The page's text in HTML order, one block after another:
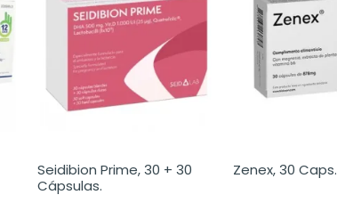
Seidibion Prime, 30 + 30
Cápsulas.
Zenex, 30 Caps.